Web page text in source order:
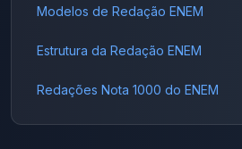
Modelos de Redação ENEM
Estrutura da Redação ENEM
Redações Nota 1000 do ENEM